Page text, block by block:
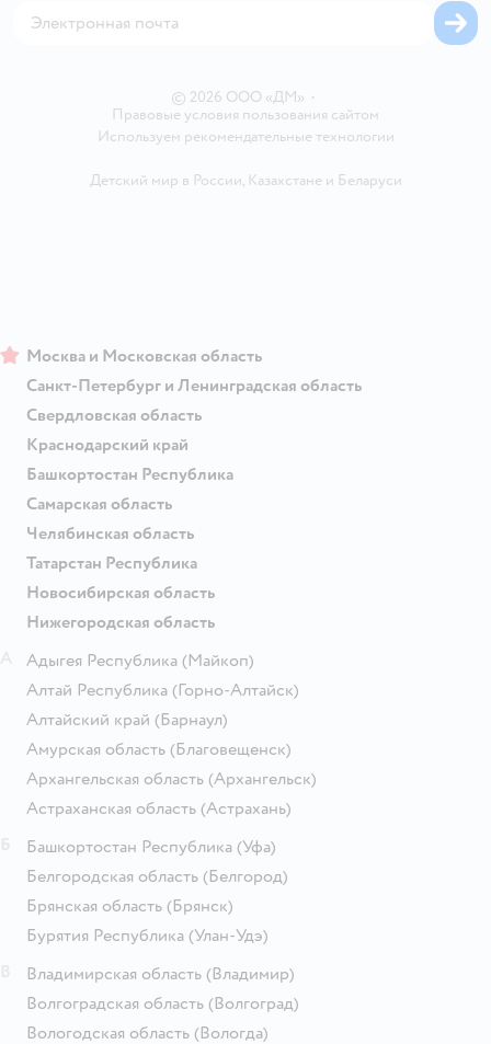
© 2026 ООО «ДМ» •
Правовые условия пользования сайтом
Используем рекомендательные технологии
Детский мир в России, Казахстанеи Беларуси
Москва и Московская область
Санкт-Петербург и Ленинградская область
Свердловская область
Краснодарский край
Башкортостан Республика
Самарская область
Челябинская область
Татарстан Республика
Новосибирская область
Нижегородская область
Адыгея Республика (Майкоп)
Алтай Республика (Горно-Алтайск)
Алтайский край (Барнаул)
Амурская область (Благовещенск)
Архангельская область (Архангельск)
Астраханская область (Астрахань)
Башкортостан Республика (Уфа)
Белгородская область (Белгород)
Брянская область (Брянск)
Бурятия Республика (Улан-Удэ)
Владимирская область (Владимир)
Волгоградская область (Волгоград)
Вологодская область (Вологда)